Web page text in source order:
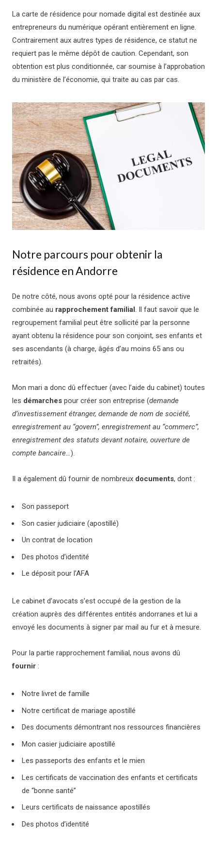
La carte de résidence pour nomade digital est destinée aux
entrepreneurs du numérique opérant entièrement en ligne.
Contrairement aux autres types de résidence, ce statut ne
requiert pas le même dépôt de caution. Cependant, son
obtention est plus conditionnée, car soumise à l’approbation
du ministère de l’économie, qui traite au cas par cas.
Notre parcours pour obtenir la
résidence en Andorre
De notre côté, nous avons opté pour la résidence active
combinée au rapprochement familial .
Il faut savoir que le
regroupement familial peut être sollicité par la personne
ayant obtenu la résidence pour son conjoint, ses enfants et
ses ascendants (à charge, âgés d’au moins 65 ans ou
retraités).
Mon mari a donc dû effectuer (avec l’aide du cabinet) toutes
les démarches pour créer son entreprise (demande
d’investissement étranger, demande de nom de société,
enregistrement au “govern”, enregistrement au “commerc”,
enregistrement des statuts devant notaire, ouverture de
compte bancaire…).
Il a également dû fournir de nombreux documents, dont :
Son passeport
Son casier judiciaire (apostillé)
Un contrat de location
Des photos d’identité
Le déposit pour l’AFA
Le cabinet d’avocats s’est occupé de la gestion de la
création auprès des différentes entités andorranes et lui a
envoyé les documents à signer par mail au fur et à mesure.
Pour la partie rapprochement familial, nous avons dû
fournir :
Notre livret de famille
Notre certificat de mariage apostillé
Des documents démontrant nos ressources financières
Mon casier judiciaire apostillé
Les passeports des enfants et le mien
Les certificats de vaccination des enfants et certificats
de “bonne santé”
Leurs certificats de naissance apostillés
Des photos d’identité